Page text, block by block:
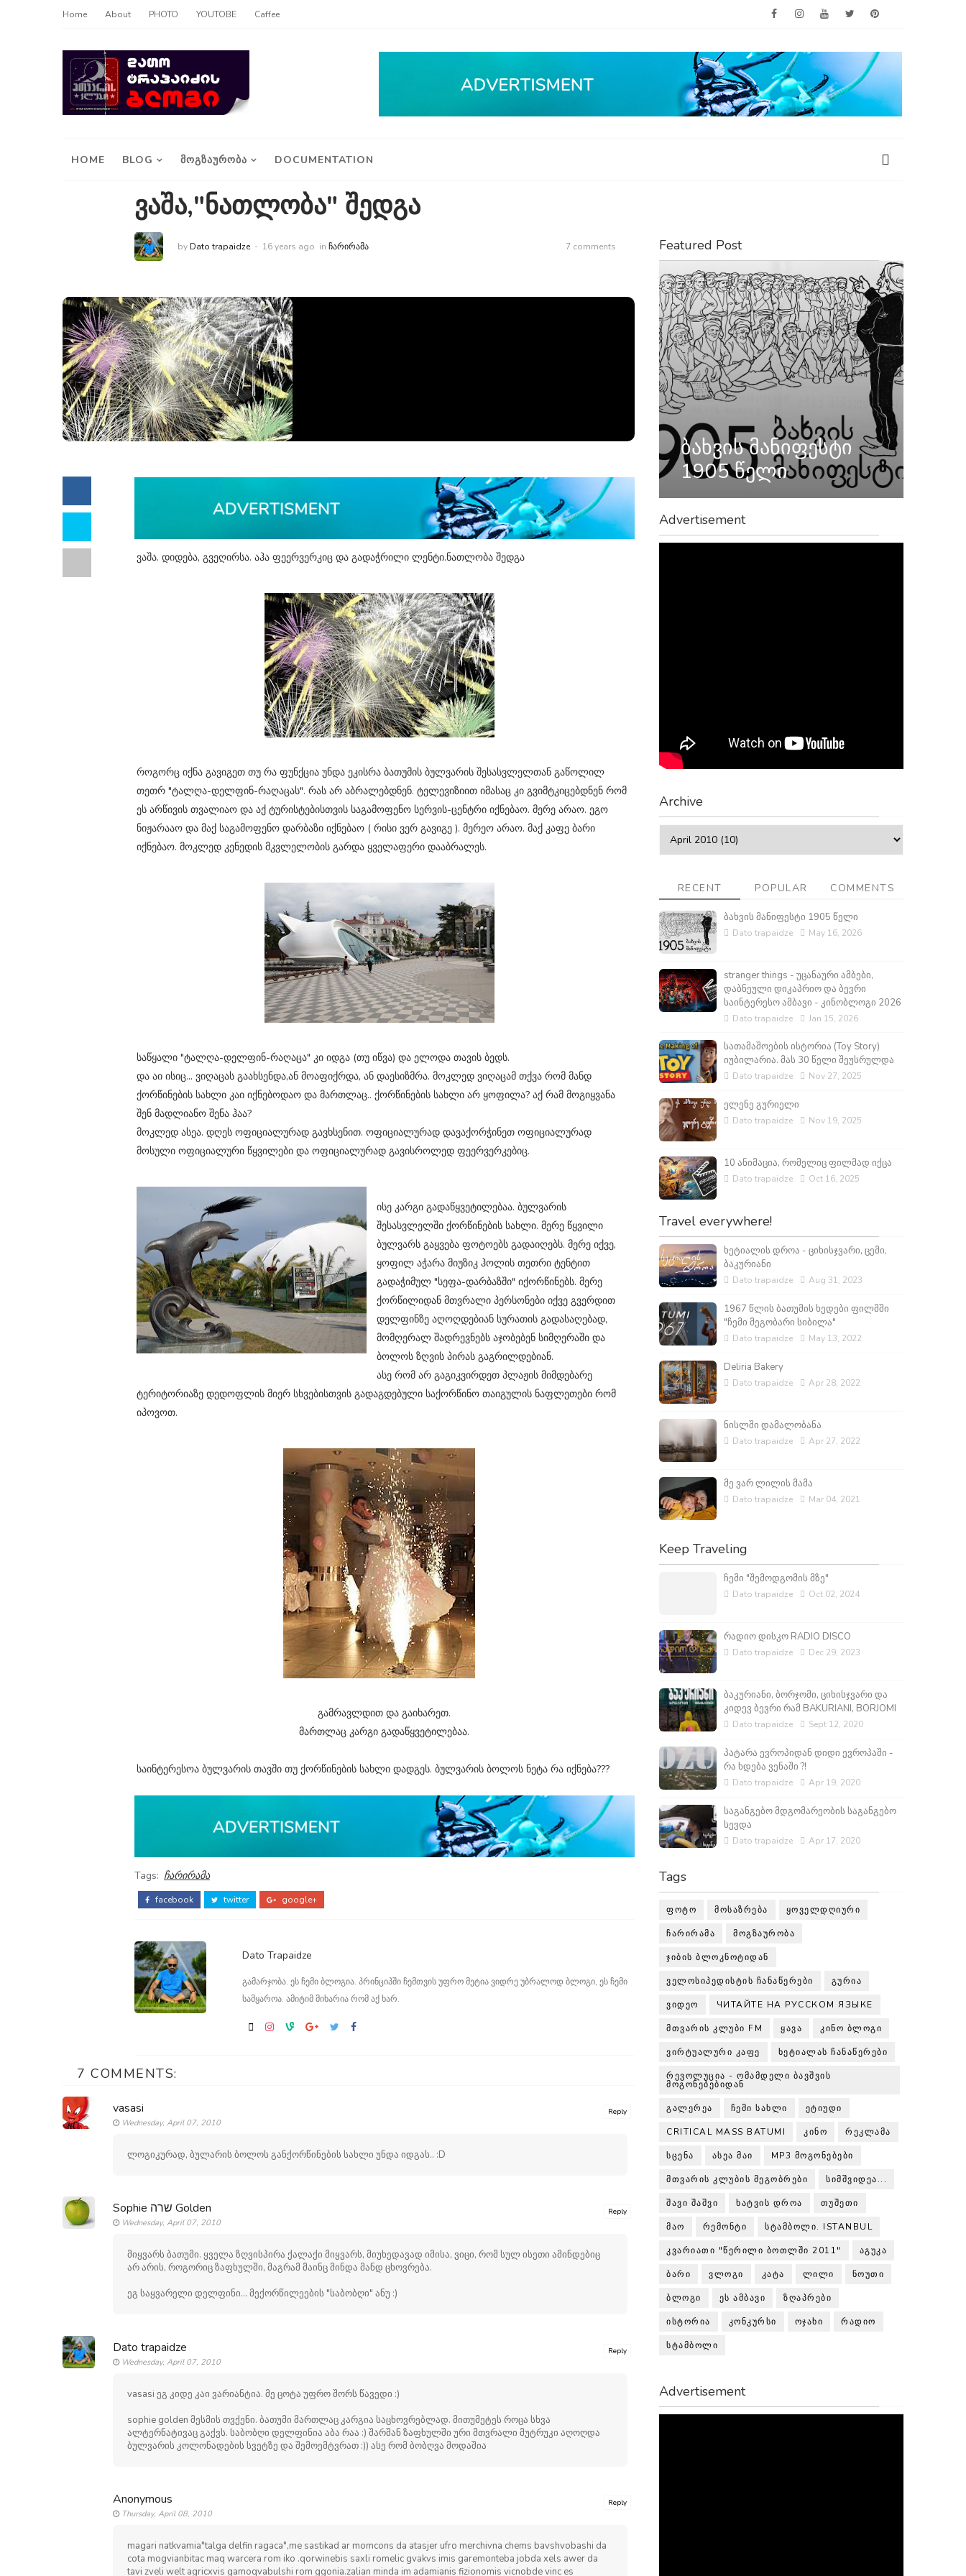
Home About PHOTO YOUTOBE Caffee
HOME BLOG ᲛᲝᲒᲖᲐᲣᲠᲝᲑᲐ DOCUMENTATION
ვაშა,"ნათლობა" შედგა
by Dato trapaidze 16 years ago in ᲩᲐᲠᲘᲠᲐᲛᲐ 7 comments
ვაშა. დიდება, გვეღირსა. აჰა ფეერვერკიც და გადაჭრილი ლენტი.ნათლობა შედგა
როგორც იქნა გავიგეთ თუ რა ფუნქცია უნდა ეკისრა ბათუმის ბულვარის შესასვლელთან გაწოლილ
თეთრ "ტალღა-დელფინ-რაღაცას". რას არ აბრალებდნენ. ტელევიზიით იმასაც კი გვიმტკიცებდნენ რომ
ეს არწივის თვალიაო და აქ ტურისტებისთვის საგამოფენო სერვის-ცენტრი იქნებაო. მერე არაო. ეგო
ნიჟარააო და მაქ საგამოფენო დარბაზი იქნებაო ( რისი ვერ გავიგე ). მერეო არაო. მაქ კაფე ბარი
იქნებაო. მოკლედ კენედის მკვლელობის გარდა ყველაფერი დააბრალეს.
საწყალი "ტალღა-დელფინ-რაღაცა" კი იდგა (თუ იწვა) და ელოდა თავის ბედს.
და აი ისიც... ვიღაცას გაახსენდა,ან მოაფიქრდა, ან დაესიზმრა. მოკლედ ვიღაცამ თქვა რომ მანდ
ქორწინების სახლი კაი იქნებოდაო და მართლაც.. ქორწინების სახლი არ ყოფილა? აქ რამ მოგიყვანა
შენ მადლიანო შენა ჰაა?
მოკლედ ასეა. დღეს ოფიციალურად გავხსენით. ოფიციალურად დავაქორჭინეთ ოფიციალურად
მოსული ოფიციალური წყვილები და ოფიციალურად გავისროლედ ფეერვერკებიც.
ისე კარგი გადაწყვეტილებაა. ბულვარის
შესასვლელში ქორწინების სახლი. მერე წყვილი
ბულვარს გაყვება ფოტოებს გადაიღებს. მერე იქვე,
ყოფილ აჭარა მიუზიკ ჰოლის თეთრი ტენტით
გადაჭიმულ "სეფა-დარბაზში" იქორწინებს. მერე
ქორწილიდან მთვრალი პერსონები იქვე გვერდით
დელფინზე აღოღდებიან სურათის გადასაღებად,
მომღერალ შადრევნებს აჯობებენ სიმღერაში და
ბოლოს ზღვის პირას გაგრილდებიან.
ასე რომ არ გაგიკვირდეთ პლაჟის მიმდებარე
ტერიტორიაზე დედოფლის მიერ სხვებისთვის გადაგდებული საქორწინო თაიგულის ნაფლეთები რომ
იპოვოთ.
გამრავლდით და გაიხარეთ.
მართლაც კარგი გადაწყვეტილებაა.
საინტერესოა ბულვარის თავში თუ ქორწინების სახლი დადგეს. ბულვარის ბოლოს ნეტა რა იქნება???
Tags: ჩარირამა
facebook twitter google+
Dato Trapaidze
გამარჯობა. ეს ჩემი ბლოგია. პრინციპში ჩემთვის უფრო მეტია ვიდრე უბრალოდ ბლოგი, ეს ჩემი
სამყაროა. ამიტიმ მიხარია რომ აქ ხარ.
7 COMMENTS:
vasasi
Wednesday, April 07, 2010
ლოგიკურად, ბულარის ბოლოს განქორწინების სახლი უნდა იდგას.. :D
Reply
Sophie שרה Golden
Wednesday, April 07, 2010
მიყვარს ბათუმი. ყველა ზღვისპირა ქალაქი მიყვარს, მიუხედავად იმისა, ვიცი, რომ სულ ისეთი ამინდებიც
არ არის, როგორიც ზაფხულში, მაგრამ მაინც მინდა მანდ ცხოვრება.
ეგ საყვარელი დელფინი... მექორწილეების "საბობღი" ანუ :)
Reply
Dato trapaidze
Wednesday, April 07, 2010
vasasi ეგ კიდე კაი ვარიანტია. მე ცოტა უფრო შორს წავედი :)
sophie golden მესმის თვქენი. ბათუმი მართლაც კარგია საცხოვრებლად. მითუმეტეს როცა სხვა
ალტერნატივაც გაქვს. საბობღი დელფინია აბა რაა :) შარშან ზაფხულში ური მთვრალი მუტრუკი აღოღდა
ბულვარის კოლონადების სვეტზე და შემოემტვრათ :)) ასე რომ ბობღვა მოდაშია
Reply
Anonymous
Thursday, April 08, 2010
magari natkvamia"talga delfin ragaca",me sastikad ar momcons da atasjer ufro merchivna chems bavshvobashi da
cota mogvianbitac maq warcera rom iko .qorwinebis saxli romelic gvakvs imis garemonteba jobda xels awer da
tavi zveli welt agricxvis gamoqvabulshi rom ggonia.zalian minda im adamianis fizionomis vicnobde vinc es
Reply
Featured Post
ბახვის მანიფესტი
1905 წელი
Advertisement
Archive
RECENT POPULAR COMMENTS
ბახვის მანიფესტი 1905 წელი
Dato trapaidze May 16, 2026
stranger things - უცანაური ამბები,
დაბნეული დიკაპრიო და ბევრი
საინტერესო ამბავი - კინობლოგი 2026
Dato trapaidze Jan 15, 2026
სათამაშოების ისტორია (Toy Story)
იუბილარია. მას 30 წელი შეუსრულდა
Dato trapaidze Nov 27, 2025
ელენე გურიელი
Dato trapaidze Nov 19, 2025
10 ანიმაცია, რომელიც ფილმად იქცა
Dato trapaidze Oct 16, 2025
Travel everywhere!
ხეტიალის დროა - ციხისჯვარი, ცემი,
ბაკურიანი
Dato trapaidze Aug 31, 2023
1967 წლის ბათუმის ხედები ფილმში
"ჩემი მეგობარი სიბილა"
Dato trapaidze May 13, 2022
Deliria Bakery
Dato trapaidze Apr 28, 2022
ნისლში დამალობანა
Dato trapaidze Apr 27, 2022
მე ვარ ლილის მამა
Dato trapaidze Mar 04, 2021
Keep Traveling
ჩემი "შემოდგომის მზე"
Dato trapaidze Oct 02, 2024
რადიო დისკო RADIO DISCO
Dato trapaidze Dec 29, 2023
ბაკურიანი, ბორჯომი, ციხისჯვარი და
კიდევ ბევრი რამ BAKURIANI, BORJOMI
Dato trapaidze Sept 12, 2020
პატარა ევროპიდან დიდი ევროპაში -
რა ხდება ვენაში ?!
Dato trapaidze Apr 19, 2020
საგანგებო მდგომარეობის საგანგებო
სევდა
Dato trapaidze Apr 17, 2020
Tags
ᲤᲝᲢᲝ ᲛᲝᲡᲐᲖᲠᲔᲑᲐ ᲧᲝᲕᲔᲚᲓᲦᲘᲣᲠᲘ
ᲩᲐᲠᲘᲠᲐᲛᲐ ᲛᲝᲒᲖᲐᲣᲠᲝᲑᲐ
ᲯᲘᲑᲘᲡ ᲑᲚᲝᲙᲜᲝᲢᲘᲓᲐᲜ
ᲕᲔᲚᲝᲡᲘᲞᲔᲓᲘᲡᲢᲘᲡ ᲩᲐᲜᲐᲬᲔᲠᲔᲑᲘ ᲒᲣᲠᲘᲐ
ᲕᲘᲓᲔᲝ ЧИТАЙТЕ НА РУССКОМ ЯЗЫКЕ
ᲛᲗᲕᲐᲠᲘᲡ ᲙᲚᲣᲑᲘ FM ᲧᲐᲕᲐ ᲙᲘᲜᲝ ᲑᲚᲝᲒᲘ
ᲕᲘᲠᲢᲣᲐᲚᲣᲠᲘ ᲙᲐᲤᲔ ᲮᲔᲢᲘᲐᲚᲐᲡ ᲩᲐᲜᲐᲬᲔᲠᲔᲑᲘ
ᲠᲔᲕᲝᲚᲣᲪᲘᲐ - ᲝᲛᲐᲛᲓᲔᲚᲘ ᲑᲐᲕᲨᲕᲘᲡ
ᲛᲝᲒᲝᲜᲔᲑᲔᲑᲘᲓᲐᲜ
ᲒᲐᲚᲔᲠᲔᲐ ᲩᲔᲛᲘ ᲡᲐᲮᲚᲘ ᲔᲢᲘᲣᲓᲘ
CRITICAL MASS BATUMI ᲙᲘᲜᲝ ᲠᲔᲙᲚᲐᲛᲐ
ᲡᲪᲔᲜᲐ ᲐᲡᲔᲐ ᲛᲐᲘ MP3 ᲛᲝᲒᲝᲜᲔᲑᲔᲑᲘ
ᲛᲗᲕᲐᲠᲘᲡ ᲙᲚᲣᲑᲘᲡ ᲛᲔᲒᲝᲑᲠᲔᲑᲘ ᲡᲘᲛᲨᲕᲘᲓᲔᲐ...
ᲨᲐᲕᲘ ᲨᲐᲨᲕᲘ ᲮᲐᲢᲕᲘᲡ ᲓᲠᲝᲐ ᲗᲣᲨᲔᲗᲘ
ᲛᲐᲝ ᲠᲔᲛᲝᲜᲢᲘ ᲡᲢᲐᲛᲑᲝᲚᲘ. ISTANBUL
ᲙᲕᲐᲠᲘᲐᲗᲘ "ᲬᲔᲠᲘᲚᲘ ᲑᲝᲗᲚᲨᲘ 2011" ᲐᲒᲣᲙᲐ
ᲑᲐᲠᲘ ᲕᲚᲝᲒᲘ ᲙᲐᲢᲐ ᲚᲘᲚᲘ ᲜᲝᲣᲗᲘ
ᲑᲚᲝᲒᲘ ᲔᲡ ᲐᲛᲑᲐᲕᲘ ᲖᲦᲐᲞᲠᲔᲑᲘ
ᲘᲡᲢᲝᲠᲘᲐ ᲙᲝᲜᲙᲣᲠᲡᲘ ᲝᲯᲐᲮᲘ ᲠᲐᲓᲘᲝ
ᲡᲢᲐᲛᲑᲝᲚᲘ
Advertisement